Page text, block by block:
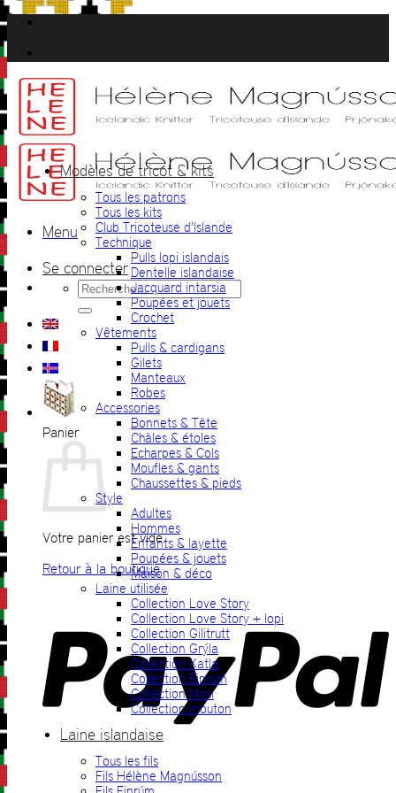
Passer
au
contenu
Menu
Se connecter
Recherche
pour :
Panier
Votre panier est vide.
Retour à la boutique
Modèles de tricot & kits
Tous les patrons
Tous les kits
Club Tricoteuse d’Islande
Technique
Pulls lopi islandais
Dentelle islandaise
Jacquard intarsia
Poupées et jouets
Crochet
Vêtements
Pulls & cardigans
Gilets
Manteaux
Robes
Accessories
Bonnets & Tête
Châles & étoles
Echarpes & Cols
Moufles & gants
Chaussettes & pieds
Style
Adultes
Hommes
Enfants & layette
Poupées & jouets
Maison & déco
Laine utilisée
Collection Love Story
Collection Love Story + lopi
Collection Gilitrutt
Collection Grýla
Collection Katla
Collection Einrúm
Collection Mosi
Collection mouton
Laine islandaise
Tous les fils
Fils Hélène Magnússon